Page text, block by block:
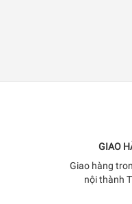
GIAO
Giao hàng
nội thành